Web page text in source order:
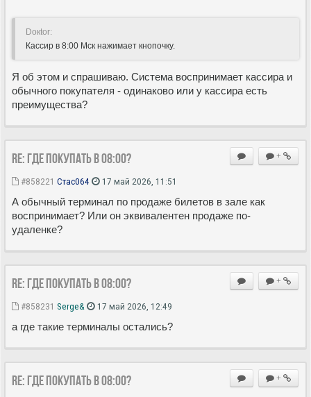
Doкtor:
Кассир в 8:00 Мск нажимает кнопочку.
Я об этом и спрашиваю. Система воспринимает кассира и
обычного покупателя - одинаково или у кассира есть
преимущества?
+
Re: Где покупать в 08:00?
#858221 Стас064 17 май 2026, 11:51
А обычный терминал по продаже билетов в зале как
воспринимает? Или он эквивалентен продаже по-
удаленке?
+
Re: Где покупать в 08:00?
#858231 Serge& 17 май 2026, 12:49
а где такие терминалы остались?
+
Re: Где покупать в 08:00?